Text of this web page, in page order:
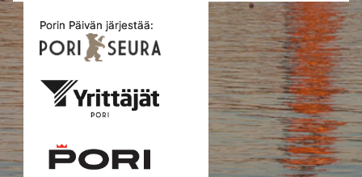
Porin Päivän järjestää: